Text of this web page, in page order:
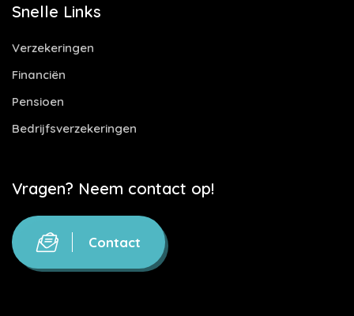
Snelle Links
Verzekeringen
Financiën
Pensioen
Bedrijfsverzekeringen
Vragen? Neem contact op!
Contact